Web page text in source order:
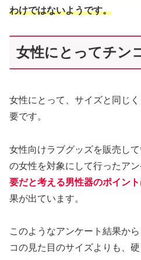
わけではないようです。
女性にとってチン
女性にとって、サイズと同じ
要です。
女性向けラブグッズを販売し
の女性を対象にして行ったアン
要だと考える男性器のポイント
果が出ています。
このようなアンケート結果か
コの見た目のサイズよりも、